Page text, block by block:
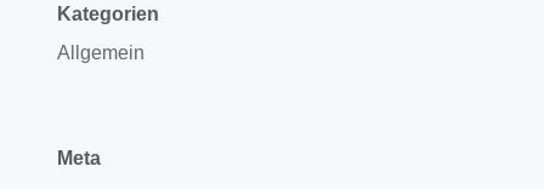
Kategorien
Allgemein
Meta